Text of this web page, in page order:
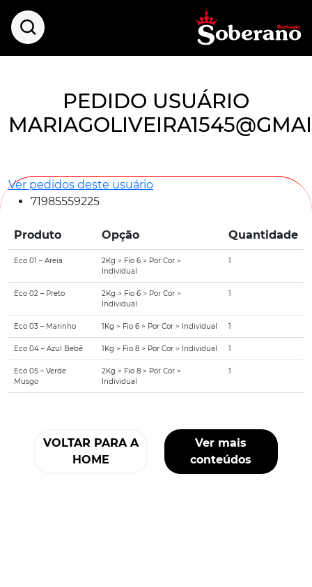
PEDIDO USUÁRIO
Ver pedidos deste usuário
71985559225
Produto Opção Quantidade
Eco 01 – Areia
2Kg > Fio 6 > Por Cor >
Individual
1
Eco 02 – Preto
2Kg > Fio 6 > Por Cor >
Individual
1
Eco 03 – Marinho 1Kg > Fio 6 > Por Cor > Individual 1
Eco 04 – Azul Bebê 1Kg > Fio 8 > Por Cor > Individual 1
Eco 05 – Verde
Musgo
2Kg > Fio 8 > Por Cor >
Individual
1
VOLTAR PARA A
HOME
Ver mais
conteúdos